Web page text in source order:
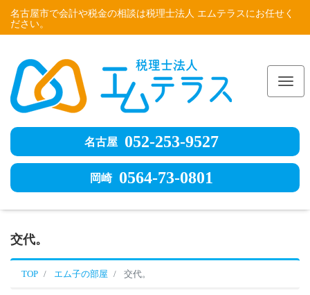
名古屋市で会計や税金の相談は税理士法人 エムテラスにお任せく
ださい。
名古屋 052-253-9527
岡崎 0564-73-0801
交代。
TOP エム子の部屋 交代。